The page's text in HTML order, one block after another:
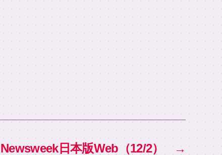
→
日本版Web（12/2）